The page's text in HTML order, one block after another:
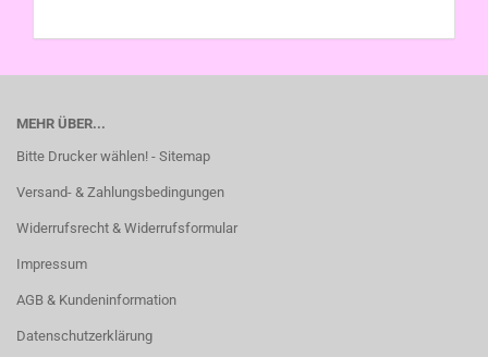
MEHR ÜBER...
Bitte Drucker wählen! - Sitemap
Versand- & Zahlungsbedingungen
Widerrufsrecht & Widerrufsformular
Impressum
AGB & Kundeninformation
Datenschutzerklärung